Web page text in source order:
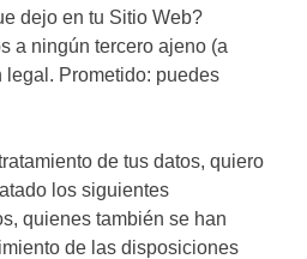
dejo en tu Sitio Web?
a ningún tercero ajeno (a
Prometido: puedes
de tus datos, quiero
los siguientes
quienes también se han
de las disposiciones